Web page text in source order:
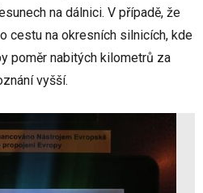
na dálnici. V případě, že
cestu na okresních silnicích, kde
poměr nabitých kilometrů za
vyšší.